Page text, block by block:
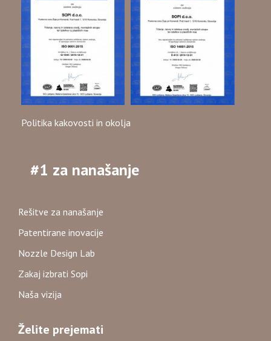
Politika kakovosti in okolja
#1 za nanašanje
Rešitve za nanašanje
Patentirane inovacije
Nozzle Design Lab
Zakaj izbrati Sopi
Naša vizija
Želite prejemati